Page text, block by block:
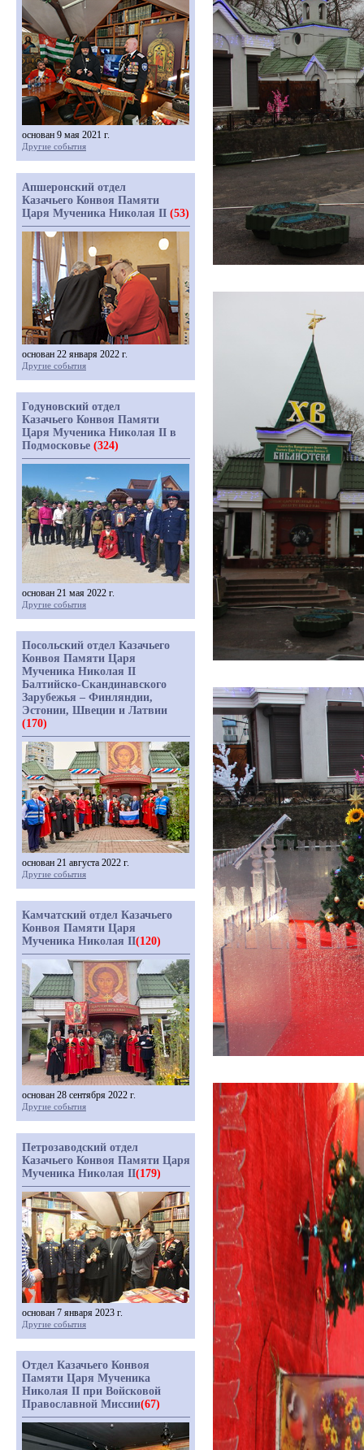
основан 9 мая 2021 г.
Другие события
Апшеронский отдел
Казачьего Конвоя Памяти
Царя Мученика Николая II (53)
основан 22 января 2022 г.
Другие события
Годуновский отдел
Казачьего Конвоя Памяти
Царя Мученика Николая II в
Подмосковье (324)
основан 21 мая 2022 г.
Другие события
Посольский отдел Казачьего
Конвоя Памяти Царя
Мученика Николая II
Балтийско-Скандинавского
Зарубежья – Финляндии,
Эстонии, Швеции и Латвии
(170)
основан 21 августа 2022 г.
Другие события
Камчатский отдел Казачьего
Конвоя Памяти Царя
Мученика Николая II(120)
основан 28 сентября 2022 г.
Другие события
Петрозаводский отдел
Казачьего Конвоя Памяти Царя
Мученика Николая II(179)
основан 7 января 2023 г.
Другие события
Отдел Казачьего Конвоя
Памяти Царя Мученика
Николая II при Войсковой
Православной Миссии(67)